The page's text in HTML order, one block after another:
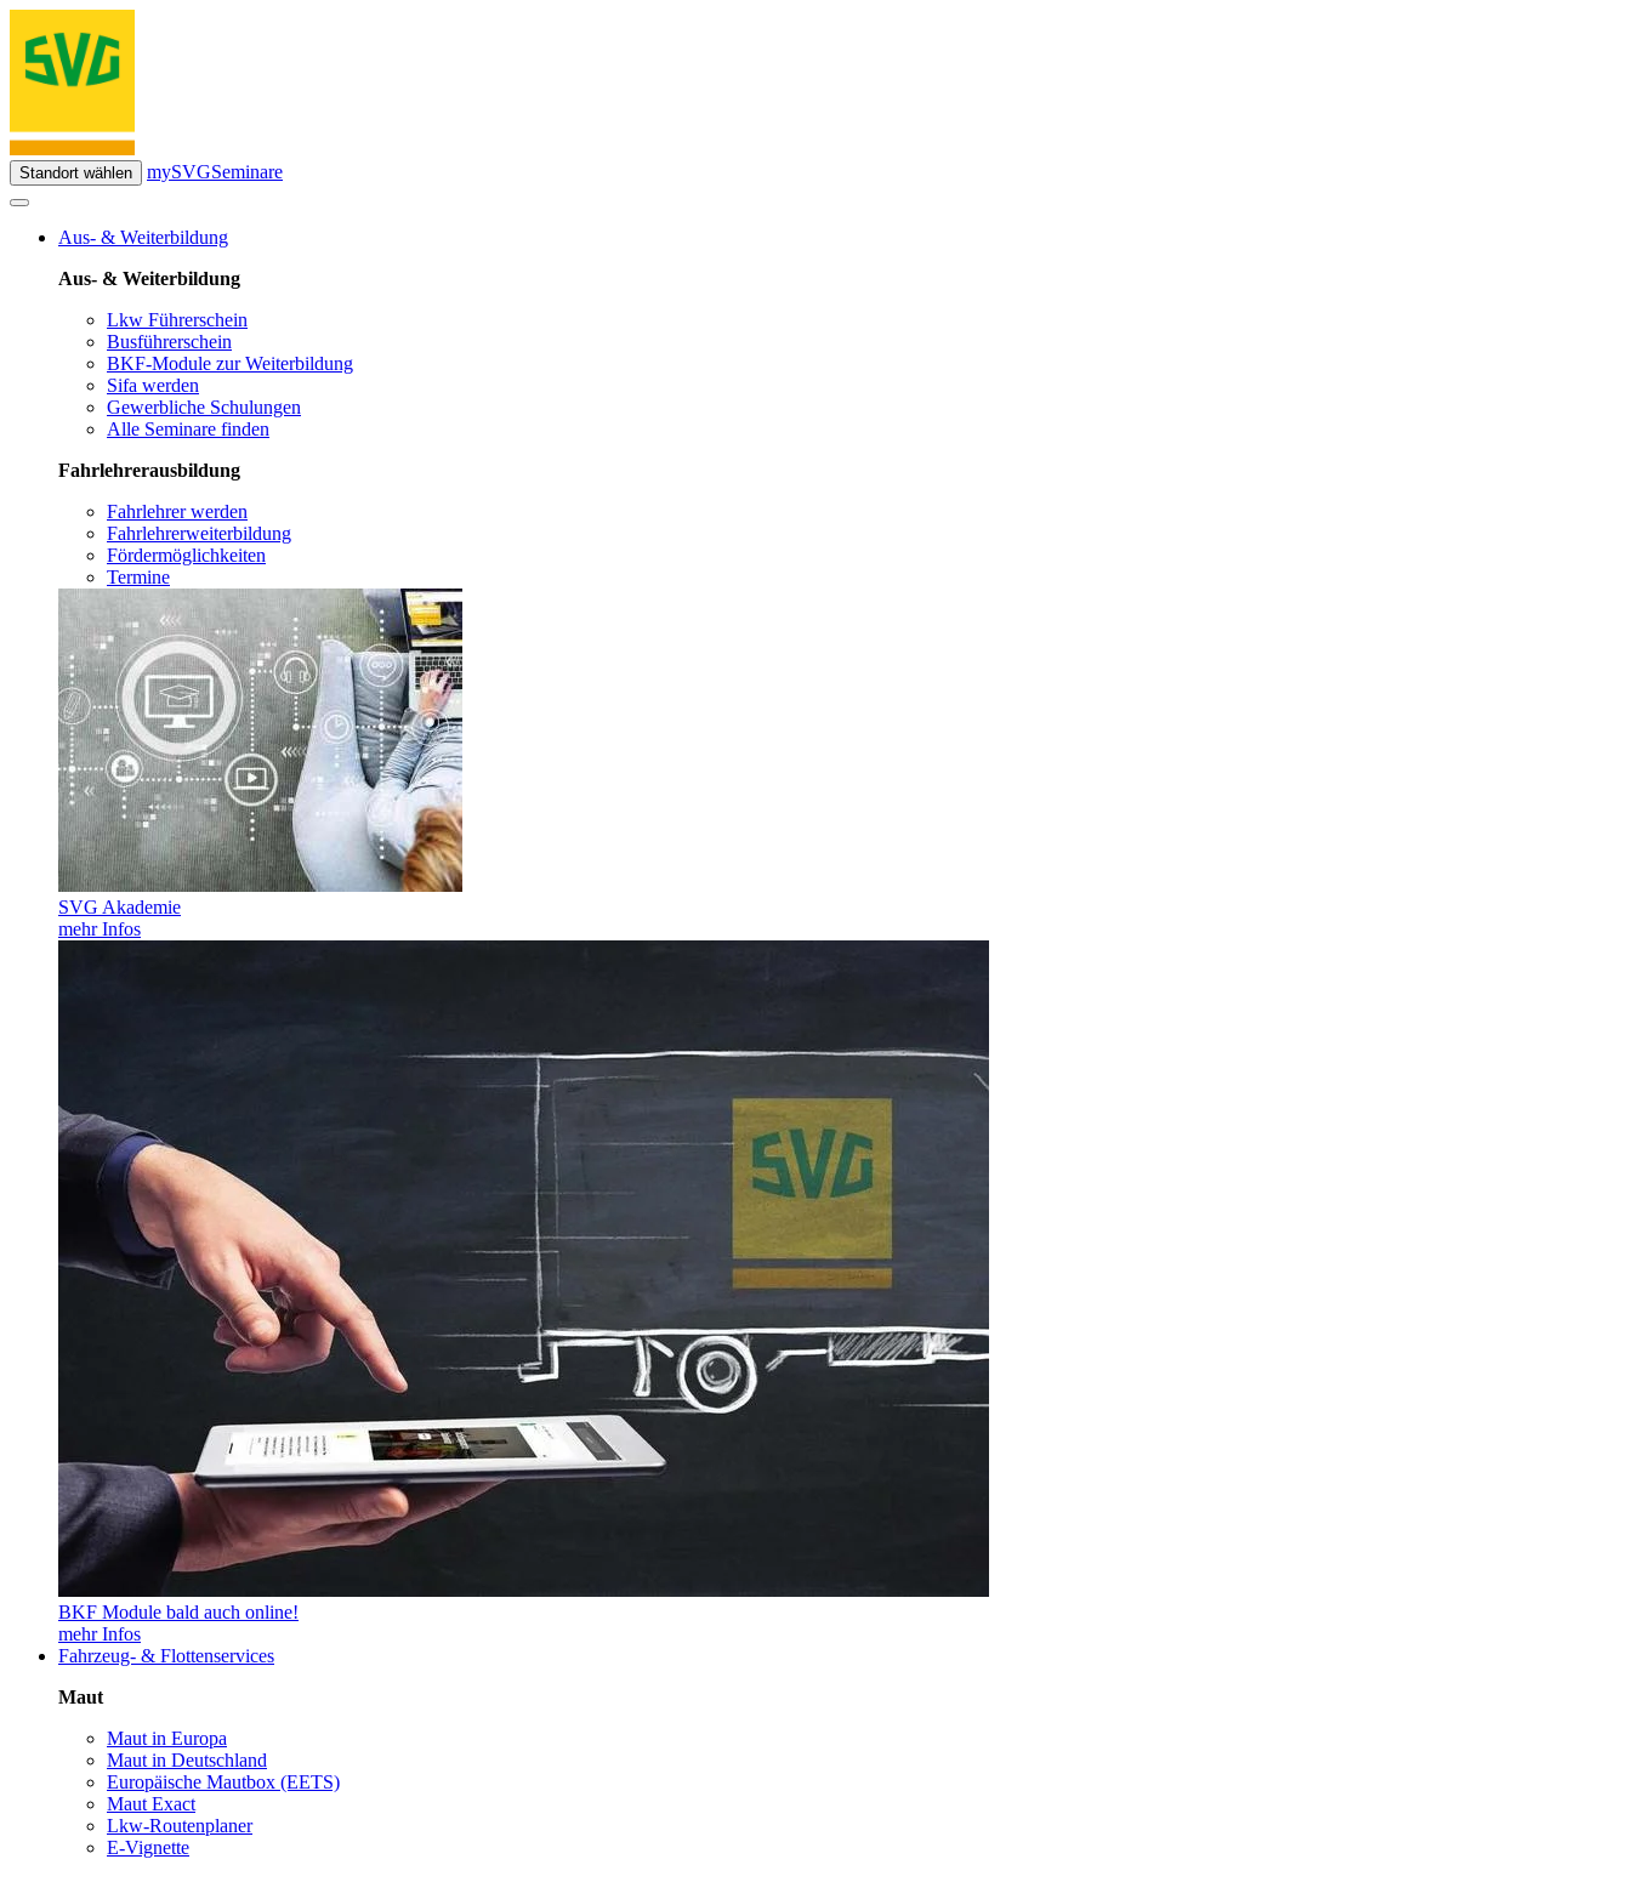
Standort wählen mySVGSeminare
Aus- & Weiterbildung
Aus- & Weiterbildung
Lkw Führerschein
Busführerschein
BKF-Module zur Weiterbildung
Sifa werden
Gewerbliche Schulungen
Alle Seminare finden
Fahrlehrerausbildung
Fahrlehrer werden
Fahrlehrerweiterbildung
Fördermöglichkeiten
Termine
SVG Akademie
mehr Infos
BKF Module bald auch online!
mehr Infos
Fahrzeug- & Flottenservices
Maut
Maut in Europa
Maut in Deutschland
Europäische Mautbox (EETS)
Maut Exact
Lkw-Routenplaner
E-Vignette